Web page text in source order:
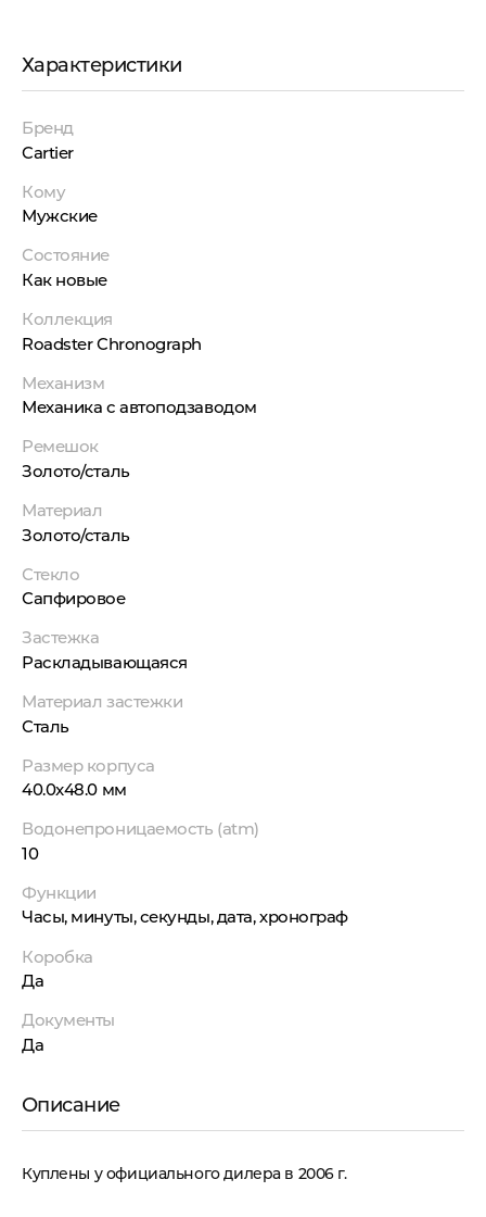
Характеристики
Бренд
Cartier
Кому
Мужские
Состояние
Как новые
Коллекция
Roadster Chronograph
Механизм
Механика с автоподзаводом
Ремешок
Золото/сталь
Материал
Золото/сталь
Стекло
Сапфировое
Застежка
Раскладывающаяся
Материал застежки
Сталь
Размер корпуса
40.0x48.0 мм
Водонепроницаемость (atm)
10
Функции
Часы, минуты, секунды, дата, хронограф
Коробка
Да
Документы
Да
Описание
Куплены у официального дилера в 2006 г.